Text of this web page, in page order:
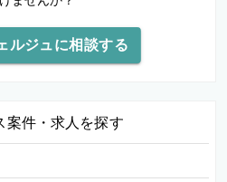
ルジュに相談する
案件・求人を探す